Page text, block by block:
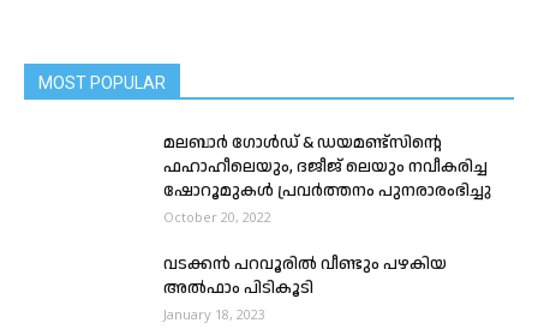
MOST POPULAR
മലബാര്‍ ഗോള്‍ഡ് & ഡയമണ്ട്‌സിന്റെ
ഫഹാഹീലെയും, ദജീജ് ലെയും നവീകരിച്ച
ഷോറൂമുകൾ പ്രവർത്തനം പുനരാരംഭിച്ചു
October 20, 2022
വടക്കന്‍ പറവൂരില്‍ വീണ്ടും പഴകിയ
അല്‍ഫാം പിടികൂടി
January 18, 2023